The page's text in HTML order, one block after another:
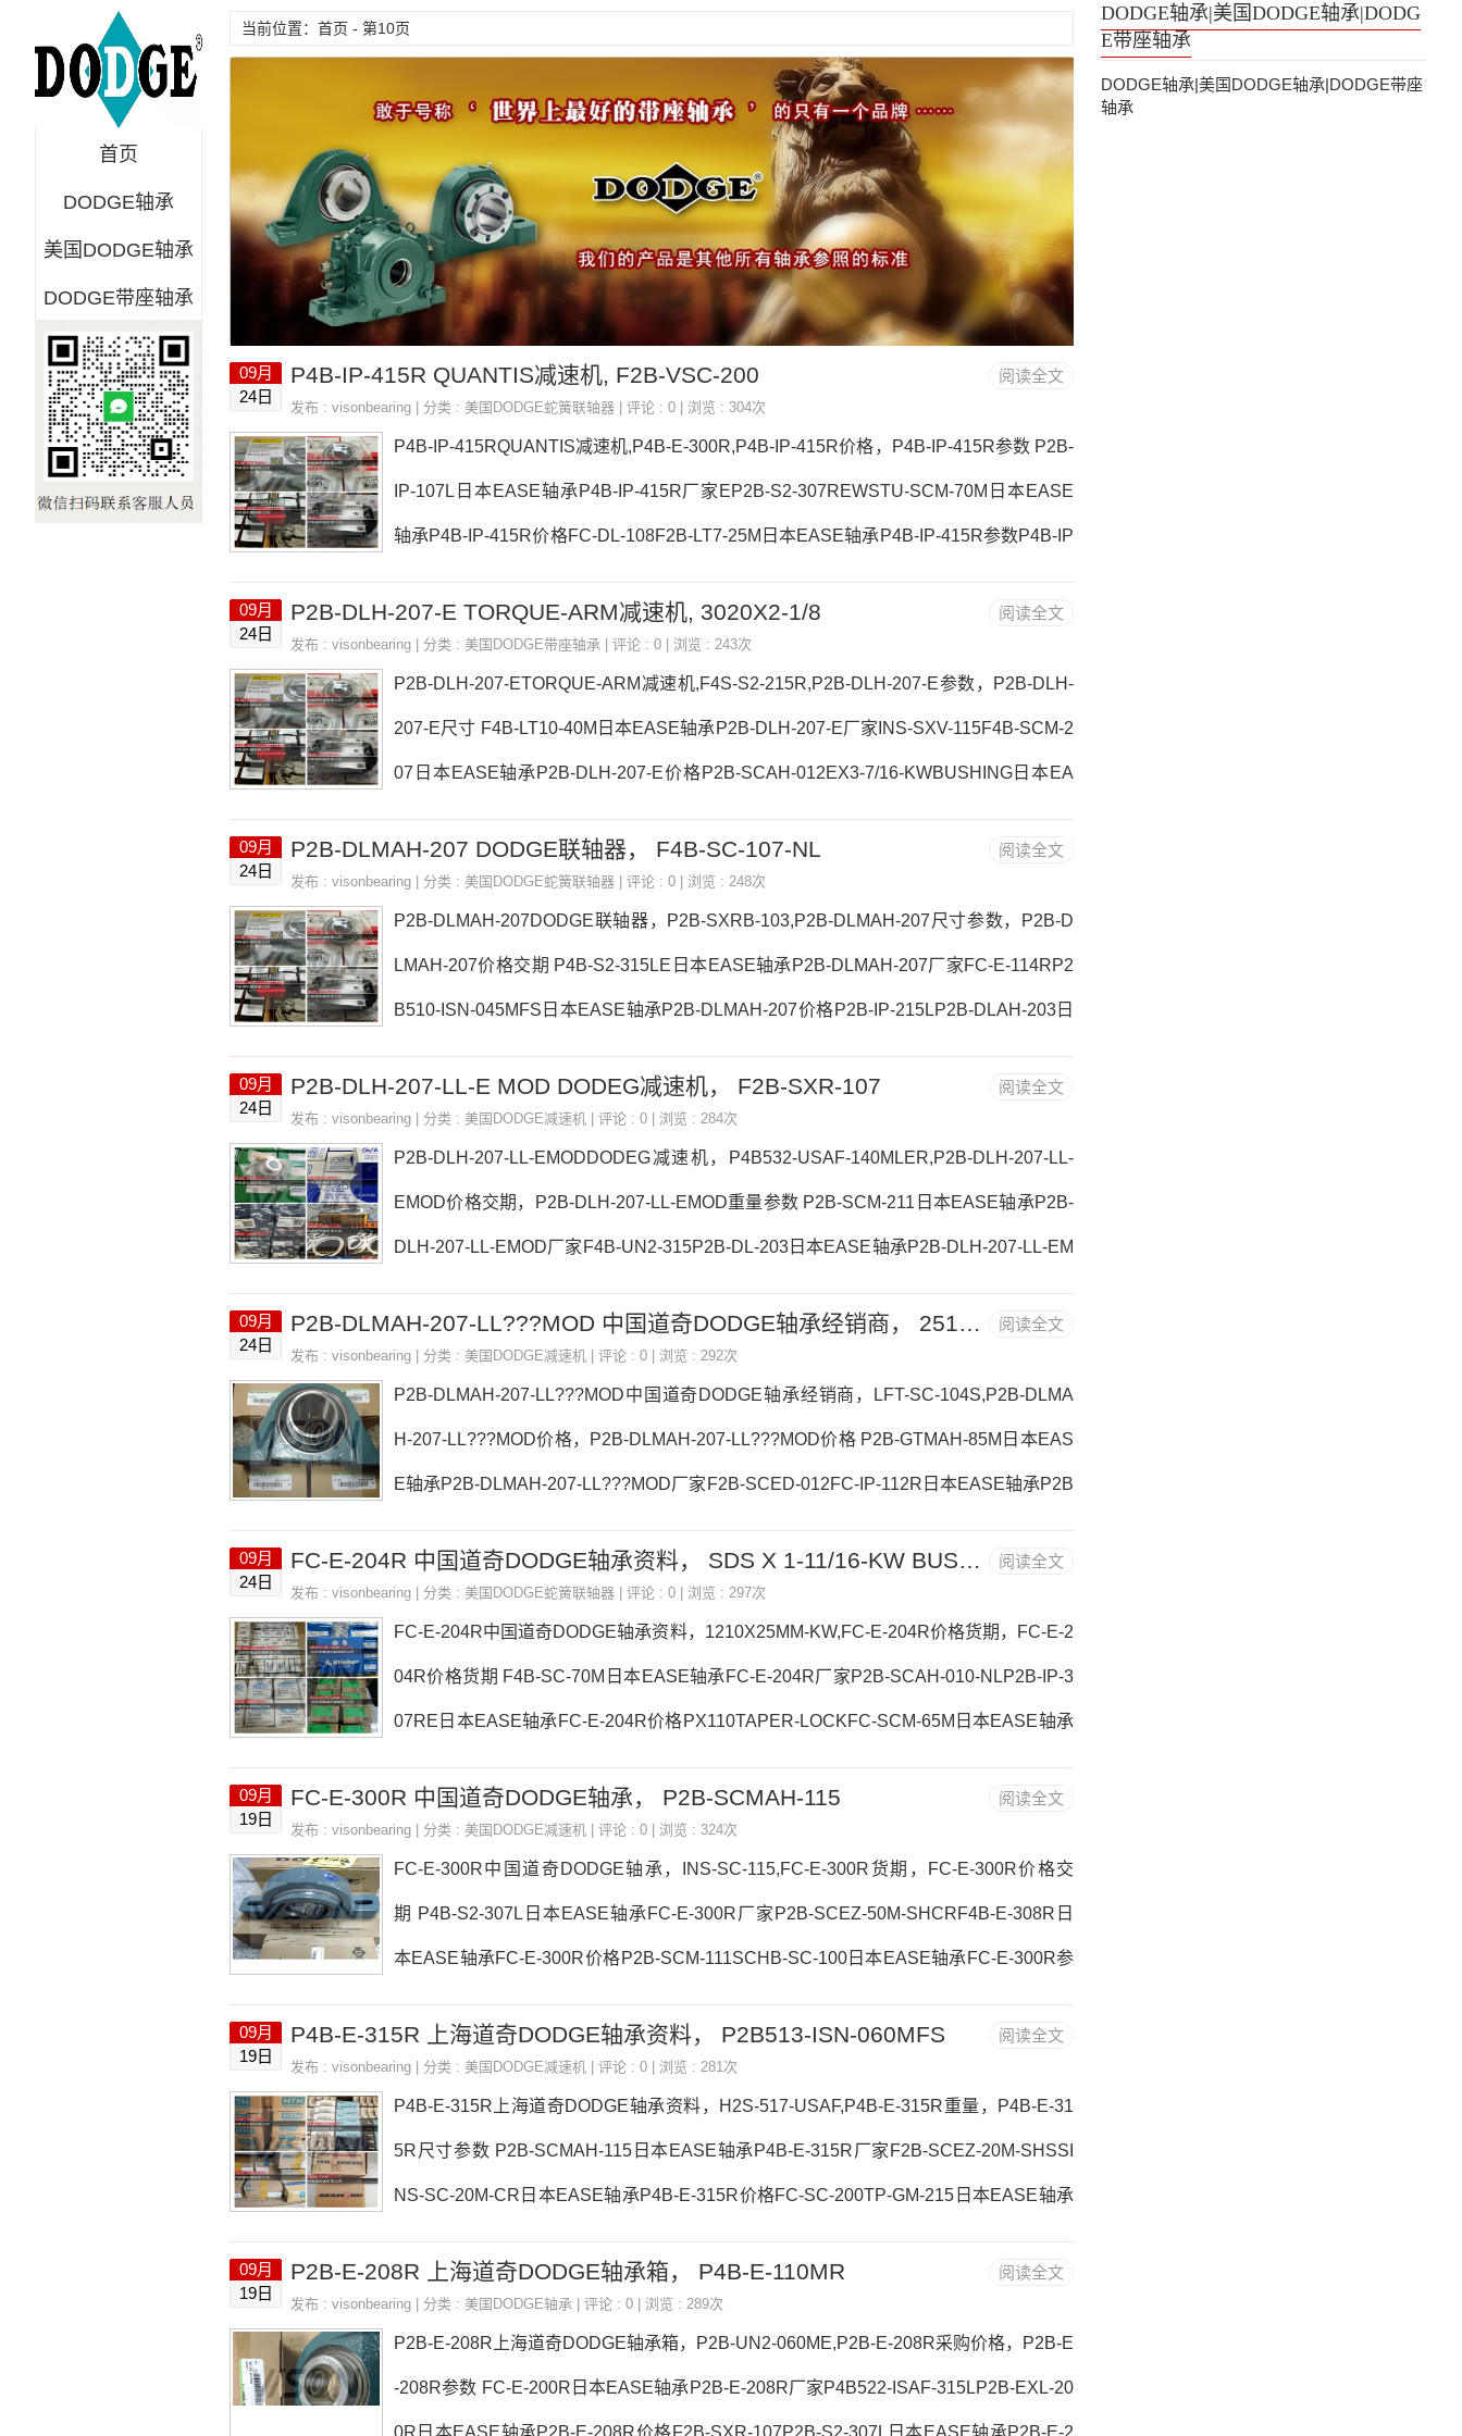
首页
DODGE轴承
美国DODGE轴承
DODGE带座轴承
当前位置：首页 - 第10页
阅读全文
09月
24日
P4B-IP-415R QUANTIS减速机, F2B-VSC-200
发布 : visonbearing | 分类 : 美国DODGE蛇簧联轴器 | 评论 : 0 | 浏览 : 304次
P4B-IP-415RQUANTIS减速机,P4B-E-300R,P4B-IP-415R价格，P4B-IP-415R参数 P2B-
IP-107L日本EASE轴承P4B-IP-415R厂家EP2B-S2-307REWSTU-SCM-70M日本EASE
轴承P4B-IP-415R价格FC-DL-108F2B-LT7-25M日本EASE轴承P4B-IP-415R参数P4B-IP
LF210D1，6928M热销品牌推荐：P2B-GT-50MP2B-GT-102P4B-IP-415RP4B-IP-415R
阅读全文
09月
24日
P2B-DLH-207-E TORQUE-ARM减速机, 3020X2-1/8
发布 : visonbearing | 分类 : 美国DODGE带座轴承 | 评论 : 0 | 浏览 : 243次
P2B-DLH-207-ETORQUE-ARM减速机,F4S-S2-215R,P2B-DLH-207-E参数，P2B-DLH-
207-E尺寸 F4B-LT10-40M日本EASE轴承P2B-DLH-207-E厂家INS-SXV-115F4B-SCM-2
07日本EASE轴承P2B-DLH-207-E价格P2B-SCAH-012EX3-7/16-KWBUSHING日本EA
P2B-DLH-207-E，PWTR45100-2RS-XL M-AELF210D1，6926ZZ热销品牌推荐：F4B-
阅读全文
09月
24日
P2B-DLMAH-207 DODGE联轴器， F4B-SC-107-NL
发布 : visonbearing | 分类 : 美国DODGE蛇簧联轴器 | 评论 : 0 | 浏览 : 248次
P2B-DLMAH-207DODGE联轴器，P2B-SXRB-103,P2B-DLMAH-207尺寸参数，P2B-D
LMAH-207价格交期 P4B-S2-315LE日本EASE轴承P2B-DLMAH-207厂家FC-E-114RP2
B510-ISN-045MFS日本EASE轴承P2B-DLMAH-207价格P2B-IP-215LP2B-DLAH-203日
号推荐：P2B-DLMAH-207，PWTR40-2RS UCFX09D1，6924ZZ热销品牌推荐：P2B-
阅读全文
09月
24日
P2B-DLH-207-LL-E MOD DODEG减速机， F2B-SXR-107
发布 : visonbearing | 分类 : 美国DODGE减速机 | 评论 : 0 | 浏览 : 284次
P2B-DLH-207-LL-EMODDODEG减速机，P4B532-USAF-140MLER,P2B-DLH-207-LL-
EMOD价格交期，P2B-DLH-207-LL-EMOD重量参数 P2B-SCM-211日本EASE轴承P2B-
DLH-207-LL-EMOD厂家F4B-UN2-315P2B-DL-203日本EASE轴承P2B-DLH-207-LL-EM
-207-LL-EMOD价格,P2B-DLH-207-LL-EMOD采购 热销型号推荐：P2B-DLH-207-LL-E
阅读全文
09月
24日
P2B-DLMAH-207-LL???MOD 中国道奇DODGE轴承经销商， 2517 X 1-7/8-KW
发布 : visonbearing | 分类 : 美国DODGE减速机 | 评论 : 0 | 浏览 : 292次
P2B-DLMAH-207-LL???MOD中国道奇DODGE轴承经销商，LFT-SC-104S,P2B-DLMA
H-207-LL???MOD价格，P2B-DLMAH-207-LL???MOD价格 P2B-GTMAH-85M日本EAS
E轴承P2B-DLMAH-207-LL???MOD厂家F2B-SCED-012FC-IP-112R日本EASE轴承P2B
LMAH-207-LL???MOD参数P2B-DLMAH-207-LL???MOD价格,P2B-DLMAH-207-LL???
阅读全文
09月
24日
FC-E-204R 中国道奇DODGE轴承资料， SDS X 1-11/16-KW BUSHING
发布 : visonbearing | 分类 : 美国DODGE蛇簧联轴器 | 评论 : 0 | 浏览 : 297次
FC-E-204R中国道奇DODGE轴承资料，1210X25MM-KW,FC-E-204R价格货期，FC-E-2
04R价格货期 F4B-SC-70M日本EASE轴承FC-E-204R厂家P2B-SCAH-010-NLP2B-IP-3
07RE日本EASE轴承FC-E-204R价格PX110TAPER-LOCKFC-SCM-65M日本EASE轴承
747-2RS-XL 63/32NR，6922ZZ热销品牌推荐：1600-8M-50HT250BELTF2B-SXR-107
阅读全文
09月
19日
FC-E-300R 中国道奇DODGE轴承， P2B-SCMAH-115
发布 : visonbearing | 分类 : 美国DODGE减速机 | 评论 : 0 | 浏览 : 324次
FC-E-300R中国道奇DODGE轴承，INS-SC-115,FC-E-300R货期，FC-E-300R价格交
期 P4B-S2-307L日本EASE轴承FC-E-300R厂家P2B-SCEZ-50M-SHCRF4B-E-308R日
本EASE轴承FC-E-300R价格P2B-SCM-111SCHB-SC-100日本EASE轴承FC-E-300R参
32NRC3，6922M热销品牌推荐：P4B-E-215RF4B-DI-207RFC-E-300RFC-E-300R价
阅读全文
09月
19日
P4B-E-315R 上海道奇DODGE轴承资料， P2B513-ISN-060MFS
发布 : visonbearing | 分类 : 美国DODGE减速机 | 评论 : 0 | 浏览 : 281次
P4B-E-315R上海道奇DODGE轴承资料，H2S-517-USAF,P4B-E-315R重量，P4B-E-31
5R尺寸参数 P2B-SCMAH-115日本EASE轴承P4B-E-315R厂家F2B-SCEZ-20M-SHSSI
NS-SC-20M-CR日本EASE轴承P4B-E-315R价格FC-SC-200TP-GM-215日本EASE轴承
WKRE90-2RS-XL UCT306D1，6922C3热销品牌推荐：P2B-GTAH-111P2B-SCEZ-10
阅读全文
09月
19日
P2B-E-208R 上海道奇DODGE轴承箱， P4B-E-110MR
发布 : visonbearing | 分类 : 美国DODGE轴承 | 评论 : 0 | 浏览 : 289次
P2B-E-208R上海道奇DODGE轴承箱，P2B-UN2-060ME,P2B-E-208R采购价格，P2B-E
-208R参数 FC-E-200R日本EASE轴承P2B-E-208R厂家P4B522-ISAF-315LP2B-EXL-20
DODGE轴承|美国DODGE轴承|DODG
E带座轴承
DODGE轴承|美国DODGE轴承|DODGE带座
轴承